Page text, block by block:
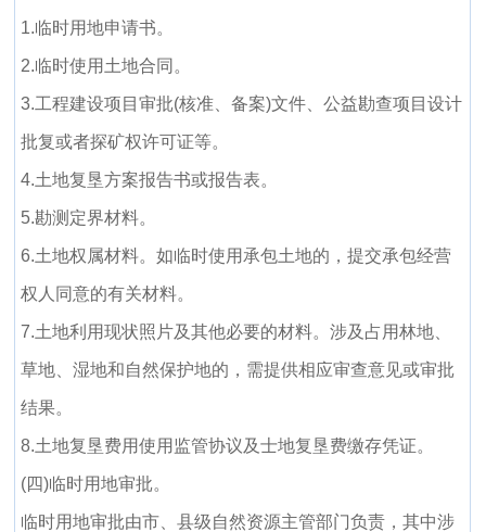
1.临时用地申请书。
2.临时使用土地合同。
3.工程建设项目审批(核准、备案)文件、公益勘查项目设计
批复或者探矿权许可证等。
4.土地复垦方案报告书或报告表。
5.勘测定界材料。
6.土地权属材料。如临时使用承包土地的，提交承包经营
权人同意的有关材料。
7.土地利用现状照片及其他必要的材料。涉及占用林地、
草地、湿地和自然保护地的，需提供相应审查意见或审批
结果。
8.土地复垦费用使用监管协议及士地复垦费缴存凭证。
(四)临时用地审批。
临时用地审批由市、县级自然资源主管部门负责，其中涉